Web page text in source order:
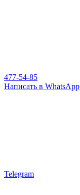
477-54-85
Написать в WhatsApp
Telegram